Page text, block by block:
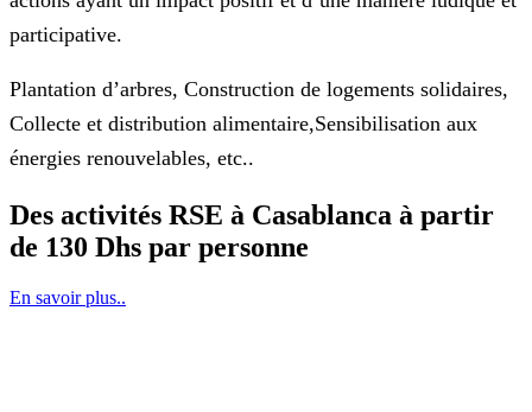
participative.
Plantation d’arbres, Construction de logements solidaires,
Collecte et distribution alimentaire,Sensibilisation aux
énergies renouvelables, etc..
Des activités RSE à Casablanca à partir
de 130 Dhs par personne​​​
En savoir plus..